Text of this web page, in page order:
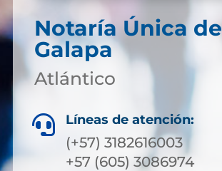
Notaría Única de
Galapa
Atlántico
 Líneas de atención:
(+57) 3182616003
+57 (605) 3086974